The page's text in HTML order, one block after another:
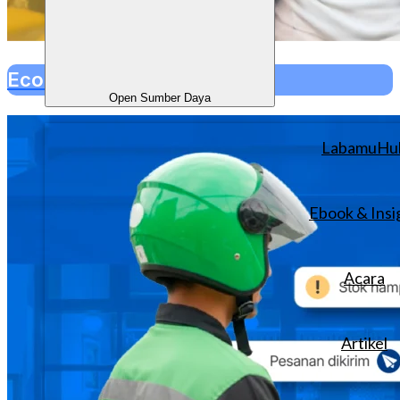
Open Sumber Daya
Ebook &
Acara
Artikel
Ecommerce